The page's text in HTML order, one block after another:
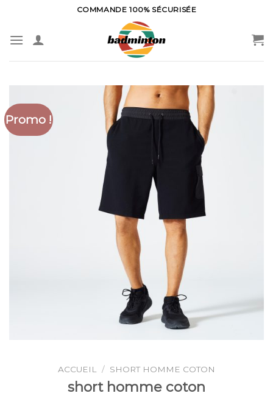
content
COMMANDE 100% SÉCURISÉE
Promo !
ACCUEIL / SHORT HOMME COTON
short homme coton